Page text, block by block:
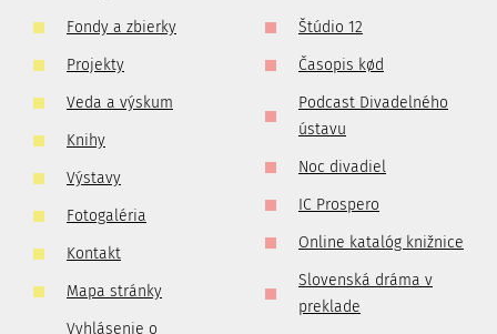
Fondy a zbierky
Projekty
Veda a výskum
Knihy
Výstavy
Fotogaléria
Kontakt
Mapa stránky
Vyhlásenie o
Štúdio 12
Časopis kød
Podcast Divadelného
ústavu
Noc divadiel
IC Prospero
Online katalóg knižnice
Slovenská dráma v
preklade